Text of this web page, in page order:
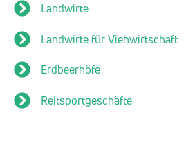
Landwirte
Landwirte für Viehwirtschaft
Erdbeerhöfe
Reitsportgeschäfte